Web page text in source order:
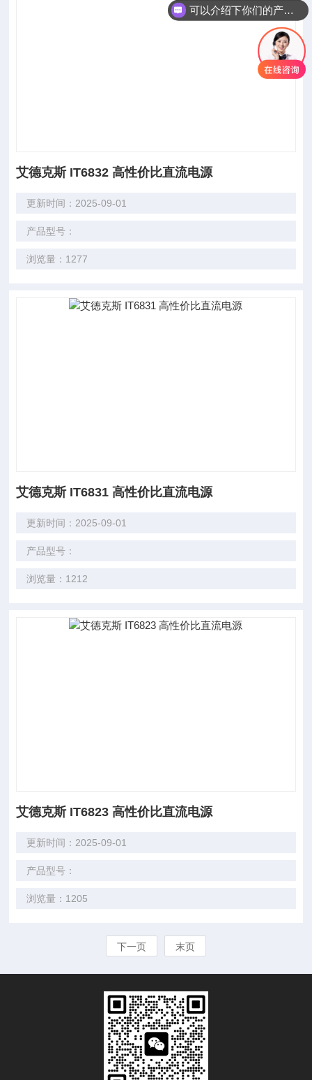
艾德克斯 IT6832 高性价比直流电源
更新时间：2025-09-01
产品型号：
浏览量：1277
艾德克斯 IT6831 高性价比直流电源
更新时间：2025-09-01
产品型号：
浏览量：1212
艾德克斯 IT6823 高性价比直流电源
更新时间：2025-09-01
产品型号：
浏览量：1205
下一页 末页
可以介绍下你们的产品么